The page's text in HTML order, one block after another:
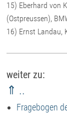
15) Eberhard von
(Ostpreussen),
16) Ernst Landau,
weiter zu:
⇑ ..
Fragebogen